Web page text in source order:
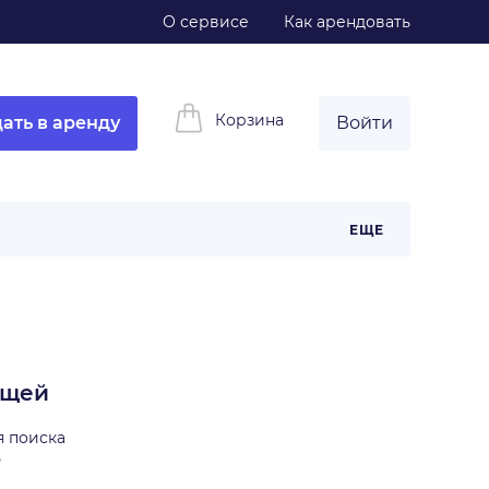
О сервисе Как арендовать
в аренду Корзина Войти
ЕЩЕ
поиска